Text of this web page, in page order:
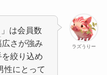
ラズうりー
」は会員数
さが強み
絞り込め
性にとって